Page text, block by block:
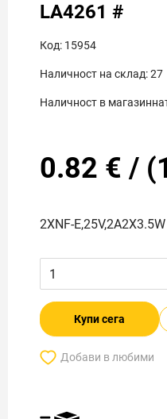
LA4261 #
Код: 15954
Наличност на склад:27
Наличност в
0.82 € / (
2XNF-E,25V,2A2X3.5W
Купи сега
Добави в любими